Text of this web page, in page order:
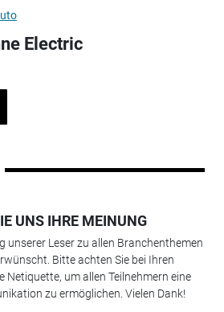
Electric
UNS IHRE MEINUNG
unserer Leser zu allen Branchenthemen
Bitte achten Sie bei Ihren
Netiquette, um allen Teilnehmern eine
zu ermöglichen. Vielen Dank!